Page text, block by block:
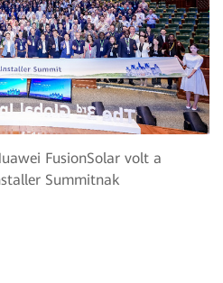
FusionSolar volt a
Summitnak